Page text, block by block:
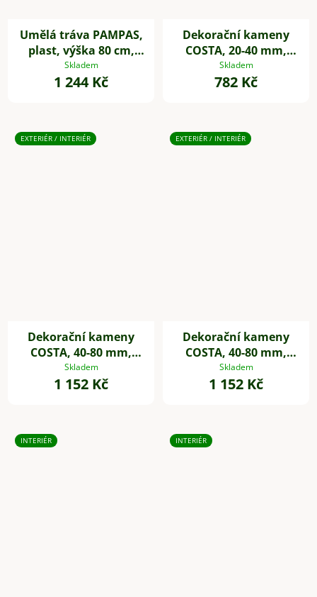
Umělá tráva PAMPAS,
plast, výška 80 cm,
zelená
Skladem
1 244 Kč
Dekorační kameny
COSTA, 20-40 mm,
plast, šedá
Skladem
782 Kč
EXTERIÉR / INTERIÉR
Dekorační kameny
COSTA, 40-80 mm,
plast, bílá
Skladem
1 152 Kč
EXTERIÉR / INTERIÉR
Dekorační kameny
COSTA, 40-80 mm,
plast, černá
Skladem
1 152 Kč
INTERIÉR INTERIÉR